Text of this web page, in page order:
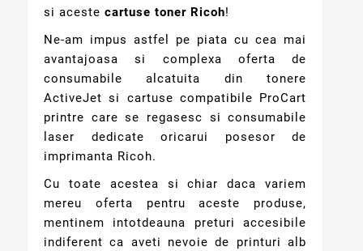
si aceste cartuse toner Ricoh!
Ne-am impus astfel pe piata cu cea mai
avantajoasa si complexa oferta de
consumabile alcatuita din tonere
ActiveJet si cartuse compatibile ProCart
printre care se regasesc si consumabile
laser dedicate oricarui posesor de
imprimanta Ricoh.
Cu toate acestea si chiar daca variem
mereu oferta pentru aceste produse,
mentinem intotdeauna preturi accesibile
indiferent ca aveti nevoie de printuri alb